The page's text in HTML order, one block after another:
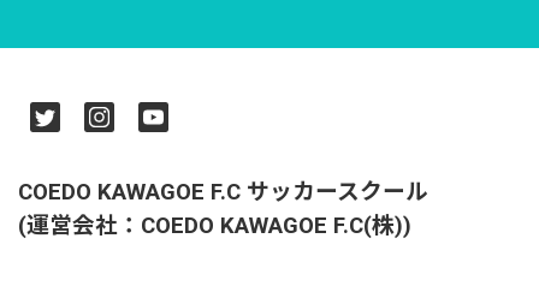
COEDO KAWAGOE F.C サッカースクール
(運営会社：COEDO KAWAGOE F.C(株))